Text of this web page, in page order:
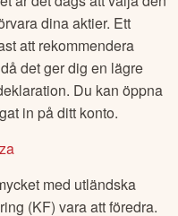
dina aktier. Ett
att rekommendera
det ger dig en lägre
Du kan öppna
in på ditt konto.
med utländska
(KF) vara att föredra.